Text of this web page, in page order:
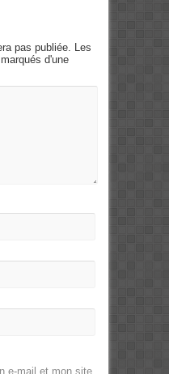
pas publiée. Les
d'une
e-mail et mon site